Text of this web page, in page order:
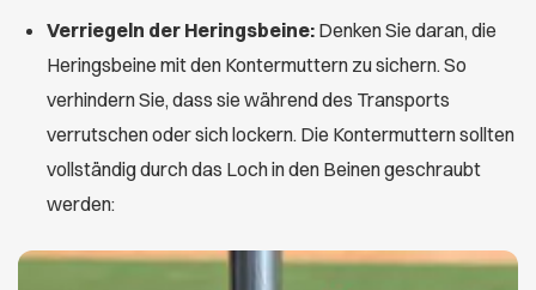
Verriegeln der Heringsbeine: Denken Sie daran, die
Heringsbeine mit den Kontermuttern zu sichern. So
verhindern Sie, dass sie während des Transports
verrutschen oder sich lockern. Die Kontermuttern sollten
vollständig durch das Loch in den Beinen geschraubt
werden: